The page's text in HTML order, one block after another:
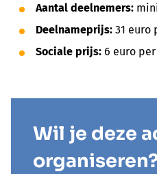
Aantal deelnemers:
Deelnameprijs: 31 euro
Sociale prijs: 6 euro
Wil je deze